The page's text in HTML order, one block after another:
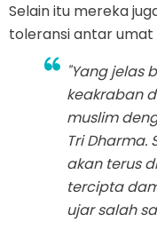
Selain itu mereka
toleransi antar
"Yang jelas
keakraban
muslim
Tri Dharma.
akan terus
tercipta
ujar salah